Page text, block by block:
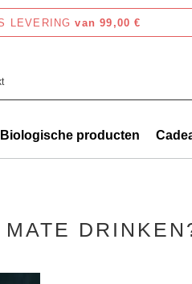
LEVERING van 99,00 €
Biologische producten